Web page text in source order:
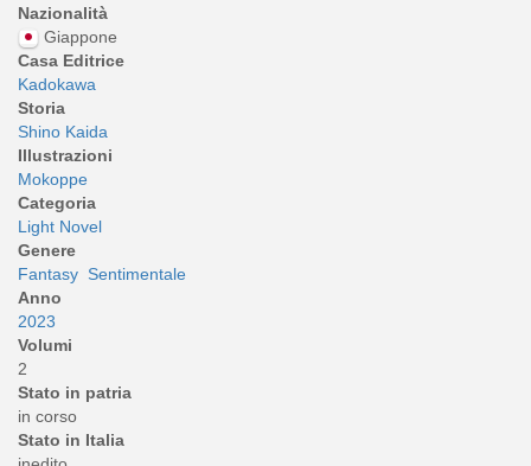
Nazionalità
Giappone
Casa Editrice
Kadokawa
Storia
Shino Kaida
Illustrazioni
Mokoppe
Categoria
Light Novel
Genere
Fantasy Sentimentale
Anno
2023
Volumi
2
Stato in patria
in corso
Stato in Italia